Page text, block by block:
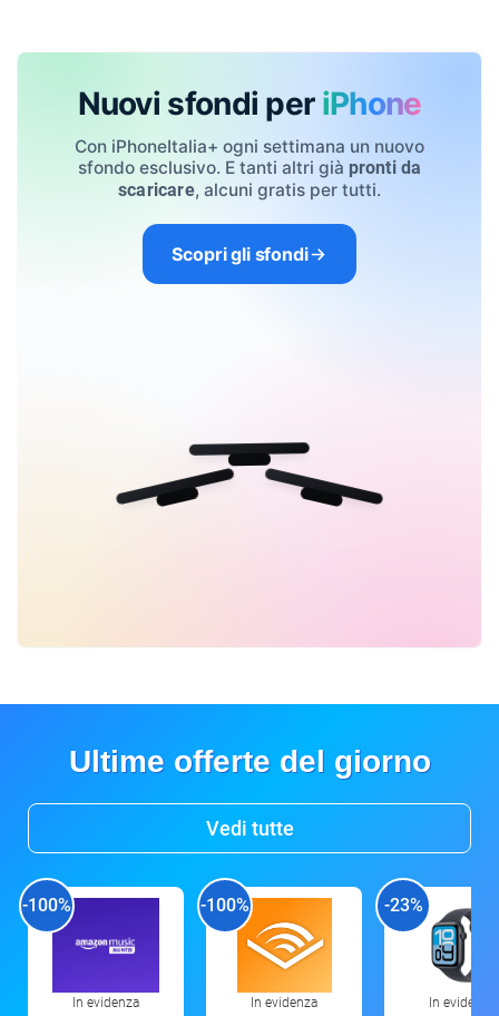
Nuovi sfondi per iPhone
Con iPhoneItalia+ ogni settimana un nuovo
sfondo esclusivo. E tanti altri già pronti da
scaricare, alcuni gratis per tutti.
Scopri gli sfondi
Ultime offerte del giorno
Vedi tutte
-100%
In evidenza
-100%
In evidenza
-23%
In evidenza